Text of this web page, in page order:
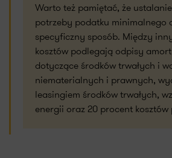
Warto też pamiętać, że
potrzeby podatku minimalnego
specyficzny sposób. Między
kosztów podlegają odpisy
dotyczące środków trwałych i
niematerialnych i prawnych,
leasingiem środków trwałych,
energii oraz 20 procent